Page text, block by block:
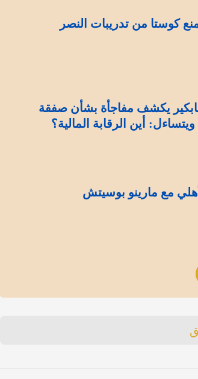
كوستا من تدريبات النصر
يورو.. بابكير يكشف مفاجأة بشأن صفقة
أين الرقابة المالية؟
مع مارينو بوسيتش